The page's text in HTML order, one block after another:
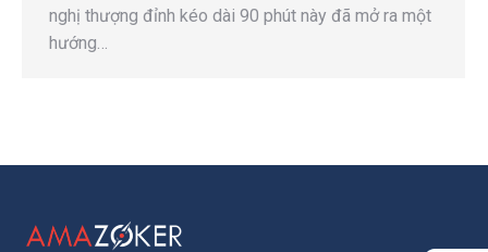
nghị thượng đỉnh kéo dài 90 phút này đã mở ra một
hướng…